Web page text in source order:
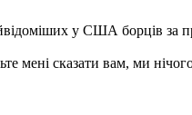
у США борців за
мені сказати вам, ми